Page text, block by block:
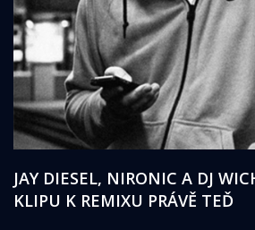
JAY DIESEL, NIRONIC A DJ
KLIPU K REMIXU PRÁVĚ TEĎ